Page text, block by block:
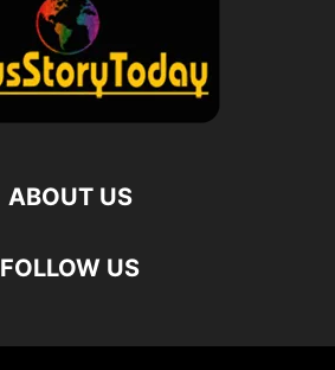
ABOUT US
FOLLOW US